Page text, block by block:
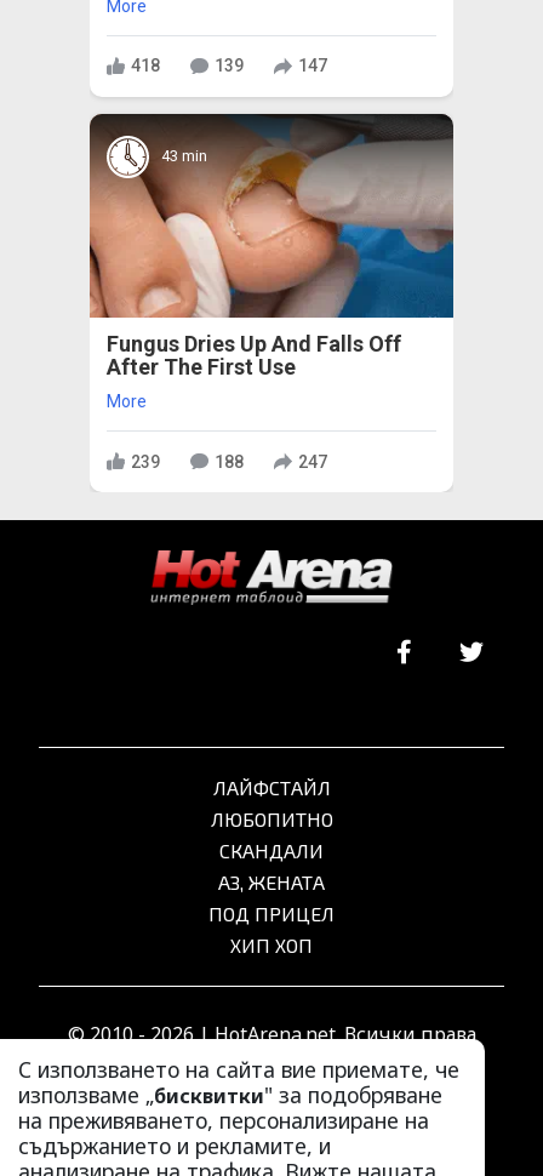
More
418 139 147
43 min
Fungus Dries Up And Falls Off
After The First Use
More
239 188 247
С използването на сайта вие приемате, че
използваме „бисквитки" за подобряване
на преживяването, персонализиране на
съдържанието и рекламите, и
ЛАЙФСТАЙЛ
ЛЮБОПИТНО
СКАНДАЛИ
АЗ, ЖЕНАТА
ПОД ПРИЦЕЛ
ХИП ХОП
© 2010 - 2026 | HotArena.net. Всички права
запазени.
РЕКЛАМА
КОНТАКТИ